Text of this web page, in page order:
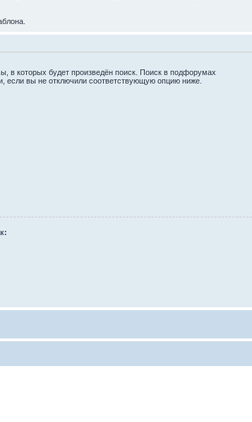
в которых будет произведён поиск. Поиск в подфорумах
если вы не отключили соответствующую опцию ниже.